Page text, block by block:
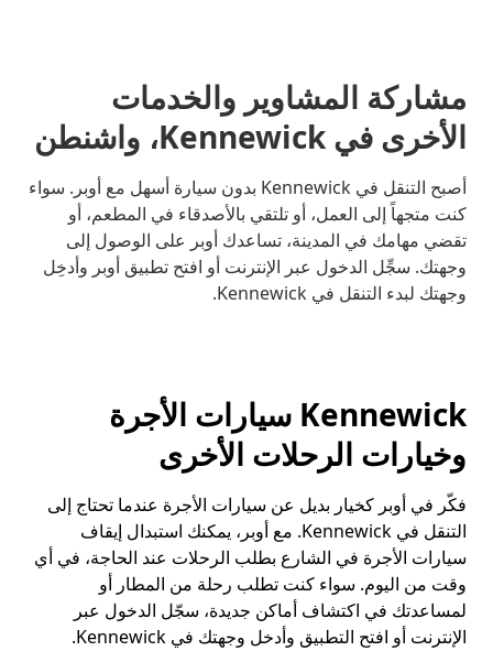
مشاركة المشاوير والخدمات
الأخرى في Kennewick، واشنطن
أصبح التنقل في Kennewick بدون سيارة أسهل مع أوبر. سواء
كنت متجهاً إلى العمل، أو تلتقي بالأصدقاء في المطعم، أو
تقضي مهامك في المدينة، تساعدك أوبر على الوصول إلى
وجهتك. سجِّل الدخول عبر الإنترنت أو افتح تطبيق أوبر وأدخِل
وجهتك لبدء التنقل في Kennewick.
Kennewick سيارات الأجرة
وخيارات الرحلات الأخرى
فكّر في أوبر كخيار بديل عن سيارات الأجرة عندما تحتاج إلى
التنقل في Kennewick. مع أوبر، يمكنك استبدال إيقاف
سيارات الأجرة في الشارع بطلب الرحلات عند الحاجة، في أي
وقت من اليوم. سواء كنت تطلب رحلة من المطار أو
لمساعدتك في اكتشاف أماكن جديدة، سجّل الدخول عبر
الإنترنت أو افتح التطبيق وأدخل وجهتك في Kennewick.